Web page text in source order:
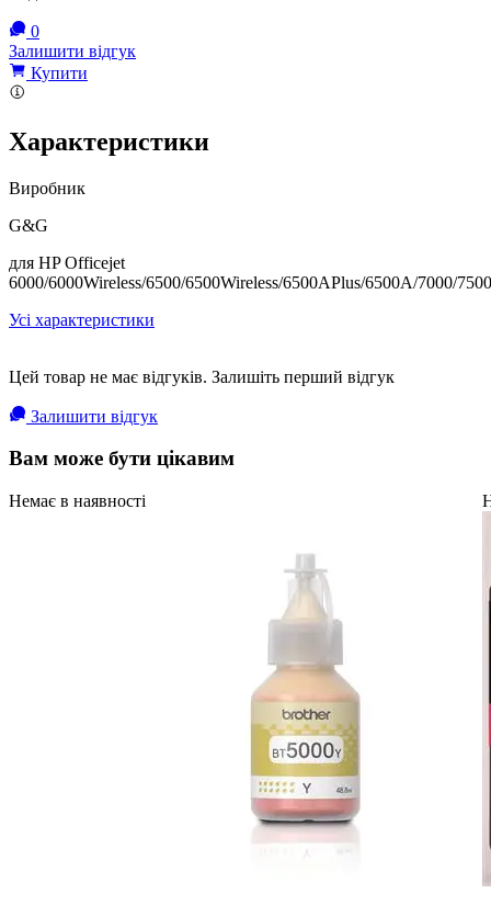
0
Залишити відгук
Купити
Характеристики
Виробник
G&G
для HP Officejet
6000/6000Wireless/6500/6500Wireless/6500APlus/6500A/7000/
Усі характеристики
Цей товар не має відгуків. Залишіть перший відгук
Залишити відгук
Вам може бути цікавим
Немає в наявності